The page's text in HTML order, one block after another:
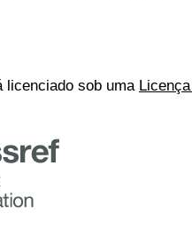
licenciado sob uma